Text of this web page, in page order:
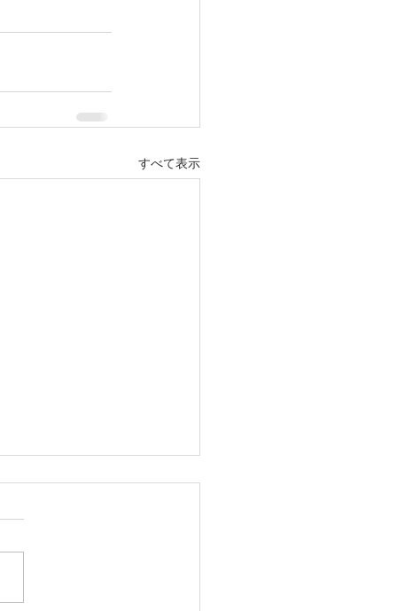
すべて表示